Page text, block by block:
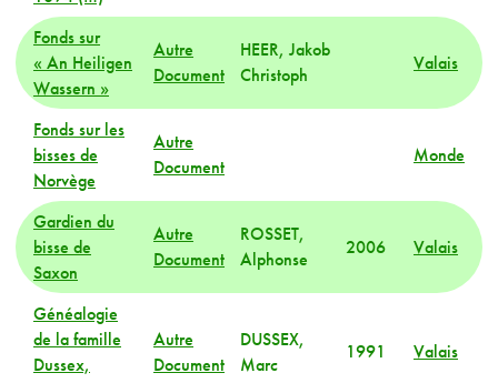
Fonds sur
« An Heiligen
Wassern »
Autre
Document
HEER, Jakob
Christoph
Valais
Fonds sur les
bisses de
Norvège
Autre
Document
Monde
Gardien du
bisse de
Saxon
Autre
Document
ROSSET,
Alphonse
2006 Valais
Généalogie
de la famille
Dussex,
Autre
Document
DUSSEX,
Marc
1991 Valais